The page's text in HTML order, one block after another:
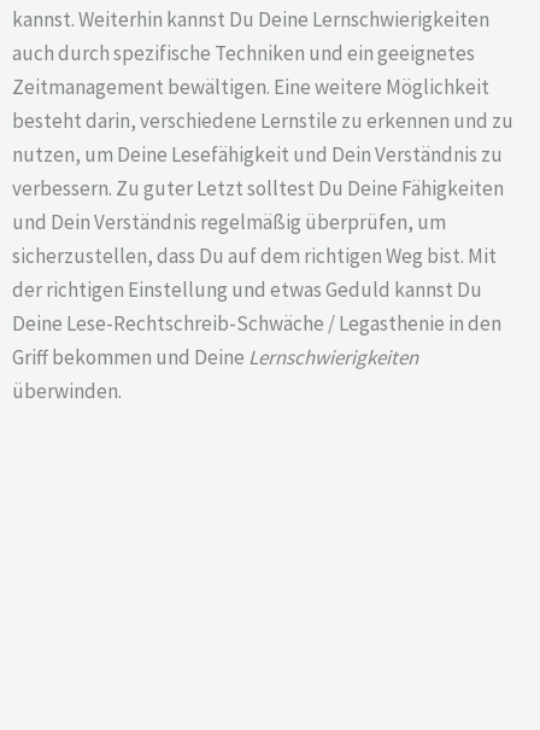
kannst. Weiterhin kannst Du Deine Lernschwierigkeiten
auch durch spezifische Techniken und ein geeignetes
Zeitmanagement bewältigen. Eine weitere Möglichkeit
besteht darin, verschiedene Lernstile zu erkennen und zu
nutzen, um Deine Lesefähigkeit und Dein Verständnis zu
verbessern. Zu guter Letzt solltest Du Deine Fähigkeiten
und Dein Verständnis regelmäßig überprüfen, um
sicherzustellen, dass Du auf dem richtigen Weg bist. Mit
der richtigen Einstellung und etwas Geduld kannst Du
Deine Lese-Rechtschreib-Schwäche / Legasthenie in den
Griff bekommen und Deine Lernschwierigkeiten
überwinden.